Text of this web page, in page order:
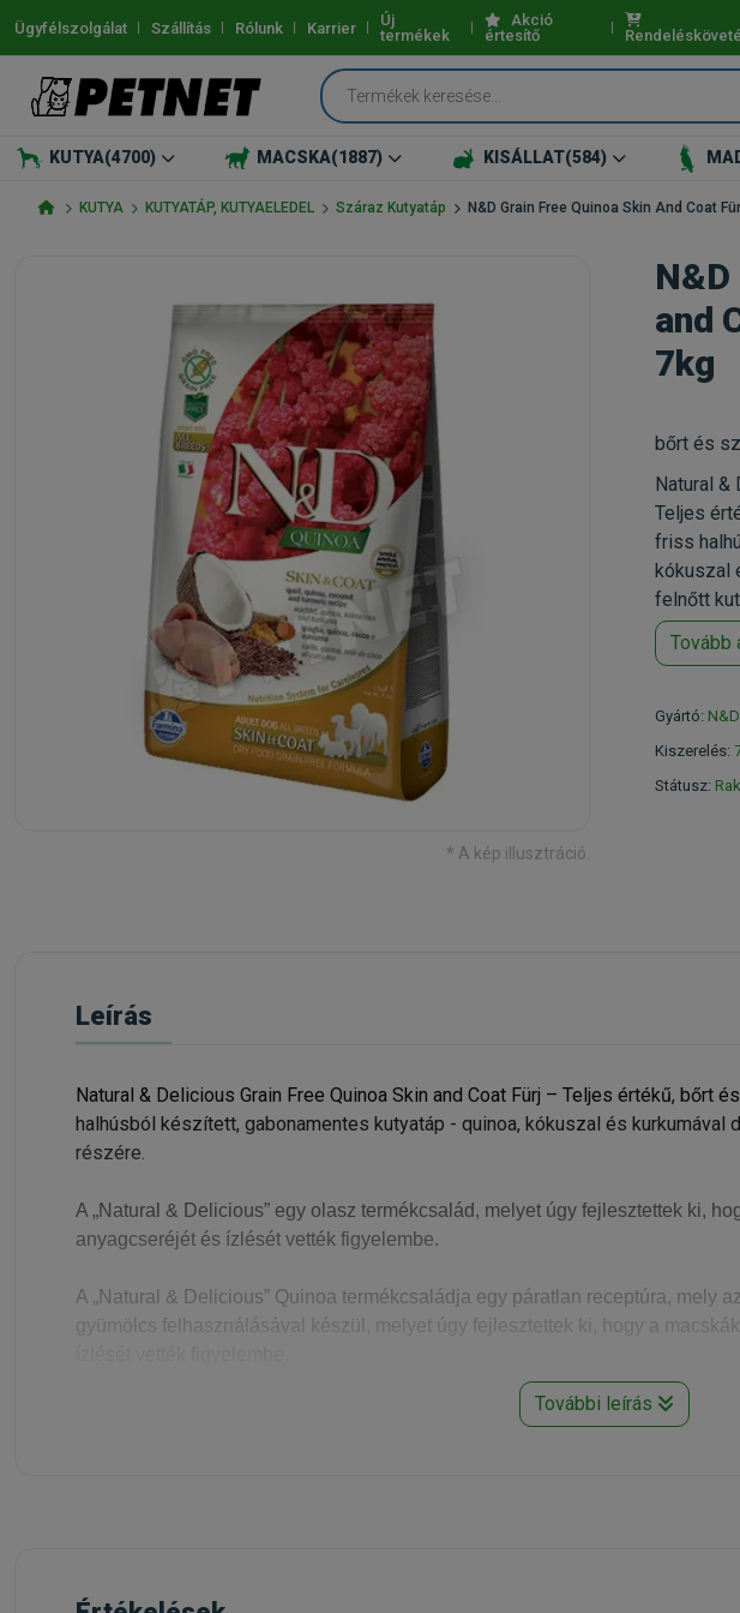
Ügyfélszolgálat Szállítás Rólunk Karrier
Új
termékek
Akció
értesítő
KUTYA(4700) MACSKA(1887) KISÁLLAT(584)
KUTYA KUTYATÁP, KUTYAELEDEL Száraz Kutyatáp N&D Grain Free Quinoa Skin And Coat
* A kép illusztráció.
N&D
and
7kg
bőrt és
Natural &
Teljes
friss
kókuszal
felnőtt
Tovább
Gyártó: N&D
Kiszerelés:
Státusz:
Leírás
Natural & Delicious Grain Free Quinoa Skin and Coat Fürj – Teljes értékű,
halhúsból készített, gabonamentes kutyatáp - quinoa, kókuszal és
részére.
A „Natural & Delicious” egy olasz termékcsalád, melyet úgy fejlesztettek ki,
anyagcseréjét és ízlését vették figyelembe.
A „Natural & Delicious” Quinoa termékcsaládja egy páratlan receptúra, mely
gyümölcs felhasználásával készül, melyet úgy fejlesztettek ki, hogy a
A Quinoa - amellett, hogy nagyon jóízű - rendkívül tápláló, számos betegség
További leírás